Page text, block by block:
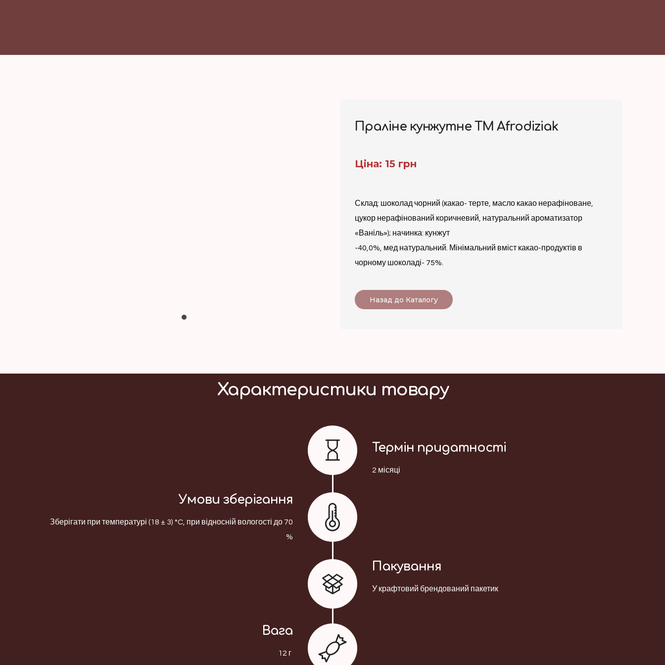
Праліне кунжутне ТМ Afrodiziak
Ціна: 15 грн
Склад: шоколад чорний (какао- терте, масло какао нерафіноване,
цукор нерафінований коричневий, натуральний ароматизатор
«Ваніль»); начинка: кунжут
-40,0%, мед натуральний. Мінімальний вміст какао-продуктів в
чорному шоколаді- 75%.
Назад до Каталогу
Характеристики товару
Термін придатності
2 місяці
Умови зберігання
Зберігати при температурі (18 ± 3) °C, при відносній вологості до 70
%
Пакування
У крафтовий брендований пакетик
Вага
12 г